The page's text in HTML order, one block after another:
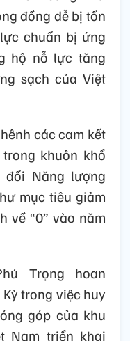
thời và công
tầm quan trọng
và với các
nhằm thúc đẩy
thấp và có sức
hậu, bảo tồn
cũng như
đồng dễ bị tổn
chuẩn bị ứng
hộ nỗ lực tăng
các cam kết
khuôn khổ